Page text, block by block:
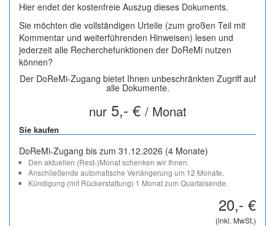
Hier endet der kostenfreie Auszug dieses Dokuments.
Sie möchten die vollständigen Urteile (zum großen Teil mit
Kommentar und weiterführenden Hinweisen) lesen und
jederzeit alle Recherchefunktionen der DoReMi nutzen
können?
Der DoReMi-Zugang bietet Ihnen unbeschränkten Zugriff auf
alle Dokumente.
nur5,- € / Monat
Sie kaufen
DoReMi-Zugang bis zum 31.12.2026 (4 Monate)
Den aktuellen (Rest-)Monat schenken wir Ihnen.
Anschließende automatische Verlängerung um 12 Monate.
Kündigung (mit Rückerstattung) 1 Monat zum Quartalsende.
20,- €
(inkl. MwSt.)